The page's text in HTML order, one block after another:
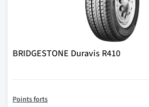
BRIDGESTONE Duravis R410
Points forts